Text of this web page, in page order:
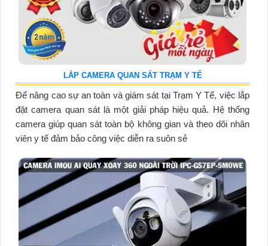
LẮP CAMERA QUAN SÁT TRẠM Y TẾ
Để nâng cao sự an toàn và giám sát tại Trạm Y Tế, việc lắp
đặt camera quan sát là một giải pháp hiệu quả. Hệ thống
camera giúp quan sát toàn bộ không gian và theo dõi nhân
viên y tế đảm bảo công việc diễn ra suôn sẻ